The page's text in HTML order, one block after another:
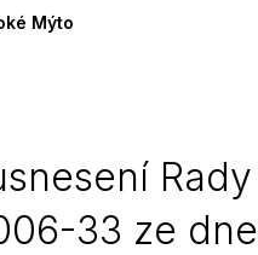
Mýto
Rady
33 ze dne